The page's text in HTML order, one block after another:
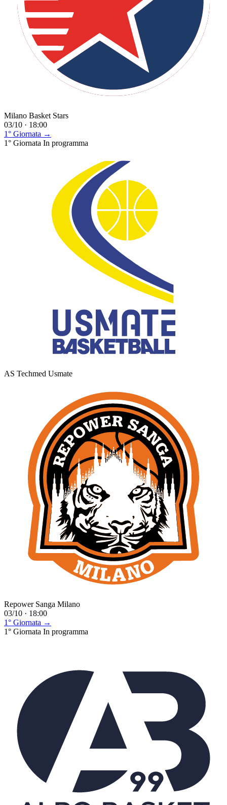
Milano Basket Stars
03/10 · 18:00
1° Giornata →
1° Giornata In programma
AS Techmed Usmate
Repower Sanga Milano
03/10 · 18:00
1° Giornata →
1° Giornata In programma